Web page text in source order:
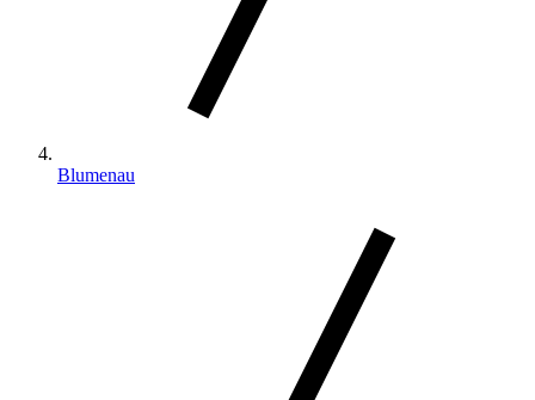
Blumenau